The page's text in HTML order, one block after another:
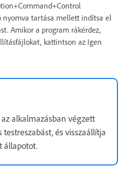
tartása mellett indítsa el
Amikor a program rákérdez,
kattintson az Igen
alkalmazásban végzett
testreszabást, és visszaállítja
állapotot.